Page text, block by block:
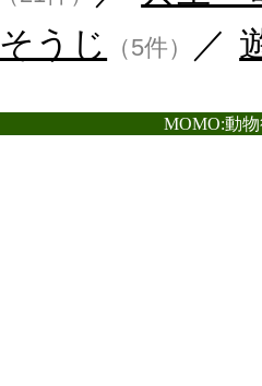
そうじ （5件） ／
MOMO:動